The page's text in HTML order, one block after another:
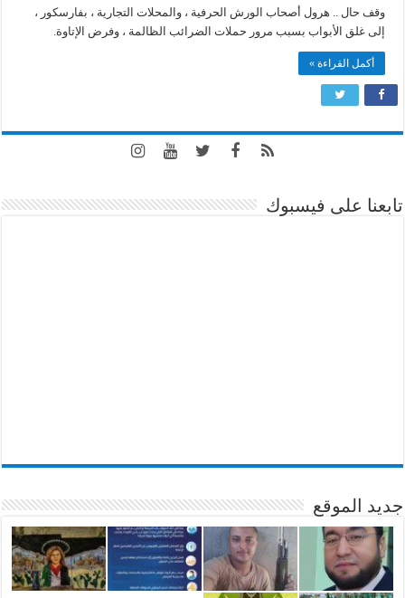
تغلق
ابوابها
بسبب
وقف حال .. هرول أصحاب الورش الحرفية ، والمحلات التجارية ، بفارسكور ،
إلى غلق الأبواب بسبب مرور حملات الضرائب الظالمة ، وفرض الإتاوة.
أكمل القراءة »
تابعنا على فيسبوك
جديد الموقع